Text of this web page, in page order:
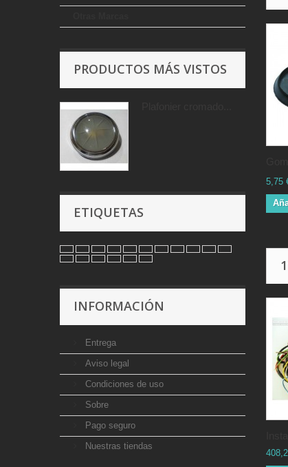
PRODUCTOS MÁS VISTOS
ETIQUETAS
INFORMACIÓN
Entrega
Aviso legal
Condiciones de uso
Sobre
Pago seguro
Nuestras tiendas
5,75